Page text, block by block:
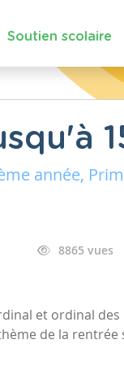
Soutien scolaire
année,
8865 vues
et ordinal
de la rentrée